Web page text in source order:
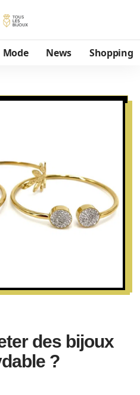
Mode News Shopping
des bijoux
?